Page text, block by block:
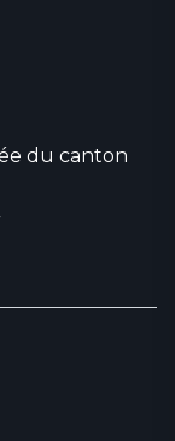
du canton